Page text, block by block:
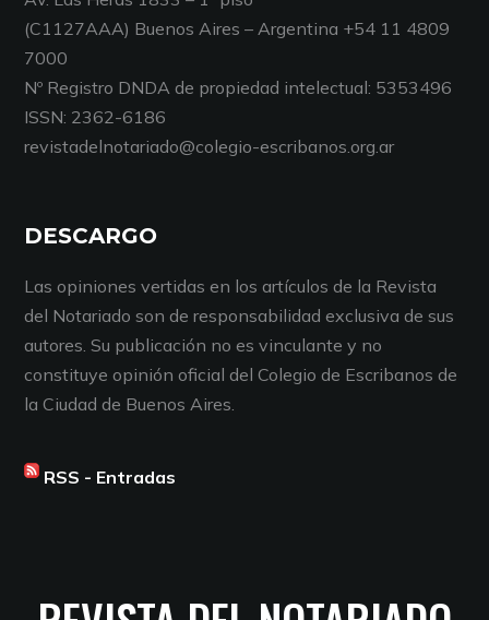
(C1127AAA) Buenos Aires – Argentina +54 11 4809
7000
Nº Registro DNDA de propiedad intelectual: 5353496
ISSN: 2362-6186
revistadelnotariado@colegio-escribanos.org.ar
DESCARGO
Las opiniones vertidas en los artículos de la Revista
del Notariado son de responsabilidad exclusiva de sus
autores. Su publicación no es vinculante y no
constituye opinión oficial del Colegio de Escribanos de
la Ciudad de Buenos Aires.
RSS - Entradas